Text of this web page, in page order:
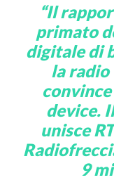
“Il
primato
digitale di
la
device.
unisce
9